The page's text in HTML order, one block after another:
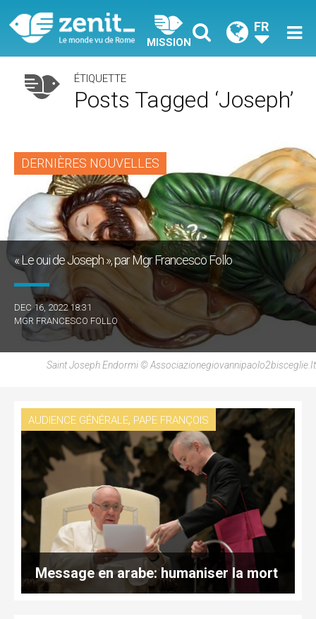
MISSION
FR
ÉTIQUETTE
Posts Tagged ‘joseph’
DERNIÈRES NOUVELLES
« Le oui de Joseph », par Mgr Francesco Follo
DEC 16, 2022 18:31
MGR FRANCESCO FOLLO
Saint Joseph Endormi © Associazionegiovannipaolo2bisceglie.it
AUDIENCE GÉNÉRALE, PAPE FRANÇOIS
Message en arabe: humaniser la mort